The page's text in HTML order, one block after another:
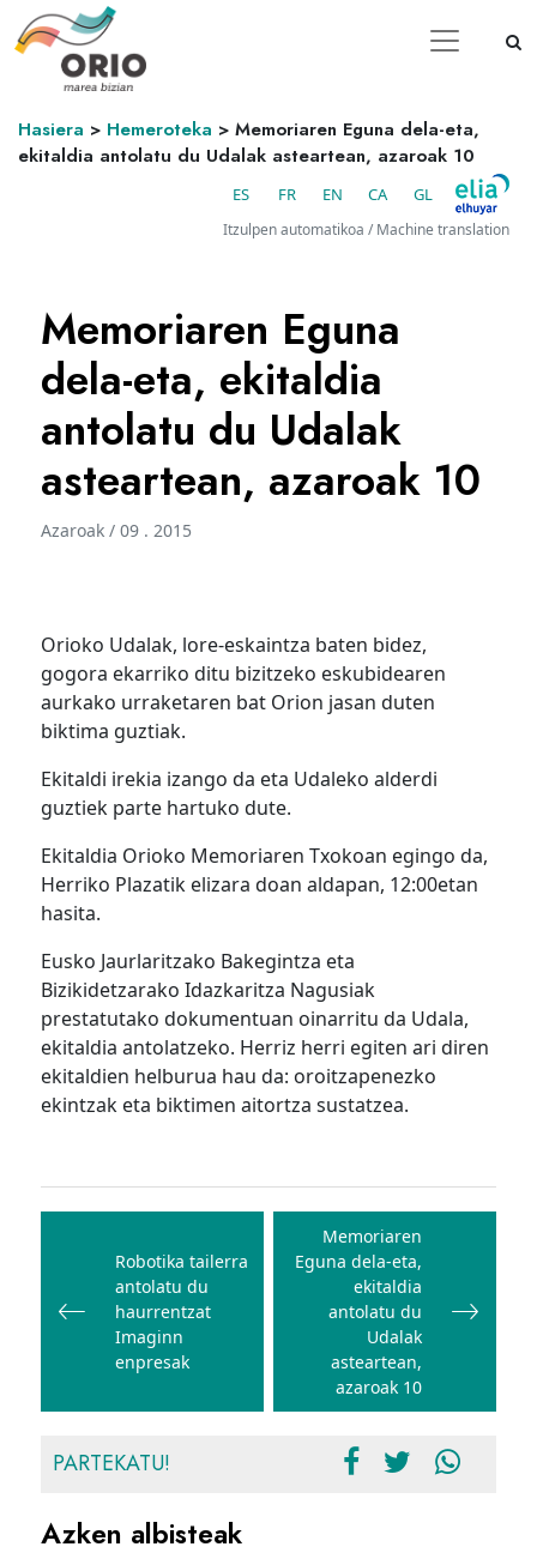
Hasiera > Hemeroteka > Memoriaren Eguna dela-eta,
ekitaldia antolatu du Udalak asteartean, azaroak 10
ES FR EN CA GL
Itzulpen automatikoa / Machine translation
Memoriaren Eguna
dela-eta, ekitaldia
antolatu du Udalak
asteartean, azaroak 10
Azaroak / 09 . 2015
Orioko Udalak, lore-eskaintza baten bidez,
gogora ekarriko ditu bizitzeko eskubidearen
aurkako urraketaren bat Orion jasan duten
biktima guztiak.
Ekitaldi irekia izango da eta Udaleko alderdi
guztiek parte hartuko dute.
Ekitaldia Orioko Memoriaren Txokoan egingo da,
Herriko Plazatik elizara doan aldapan, 12:00etan
hasita.
Eusko Jaurlaritzako Bakegintza eta
Bizikidetzarako Idazkaritza Nagusiak
prestatutako dokumentuan oinarritu da Udala,
ekitaldia antolatzeko. Herriz herri egiten ari diren
ekitaldien helburua hau da: oroitzapenezko
ekintzak eta biktimen aitortza sustatzea.
Bidalketetan
nabigatuRobotika tailerra
antolatu du
haurrentzat
Imaginn
enpresak
Memoriaren
Eguna dela-eta,
ekitaldia
antolatu du
Udalak
asteartean,
azaroak 10
PARTEKATU!
Azken albisteak